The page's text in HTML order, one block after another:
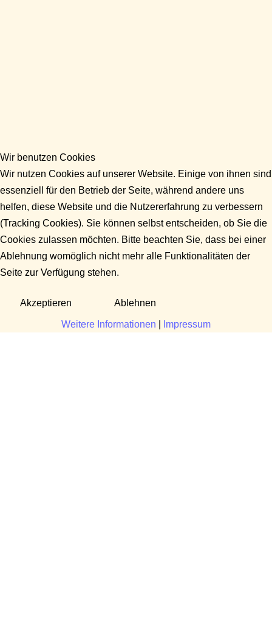
Wir benutzen Cookies
Wir nutzen Cookies auf unserer Website. Einige von ihnen sind
essenziell für den Betrieb der Seite, während andere uns
helfen, diese Website und die Nutzererfahrung zu verbessern
(Tracking Cookies). Sie können selbst entscheiden, ob Sie die
Cookies zulassen möchten. Bitte beachten Sie, dass bei einer
Ablehnung womöglich nicht mehr alle Funktionalitäten der
Seite zur Verfügung stehen.
Akzeptieren Ablehnen
Weitere Informationen Impressum